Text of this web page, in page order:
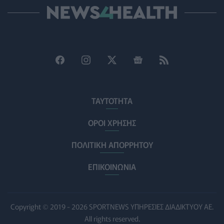
ΥΓΕΊΑ 07/08/2026 - 09:00
06/08/2026 - 22:01
επτά νέες εισαγωγές για κάθε ιό
Πανευρωπαϊκή έρευνα: Το 64% των Ελλήνων
εργαζόμενων θα άλλαζε δουλειά για χάρη του
06/08/2026 - 20:49
στο Τσαντ
ΕΠΙΚΑΙΡΌΤΗΤΑ
ΤΑΥΤΟΤΗΤΑ
ΟΡΟΙ ΧΡΗΣΗΣ
ΠΟΛΙΤΙΚΗ ΑΠΟΡΡΗΤΟΥ
ΕΠΙΚΟΙΝΩΝΙΑ
Copyright © 2019 - 2026 SPORTNEWS ΥΠΗΡΕΣΙΕΣ ΔΙΑΔΙΚΤΥΟΥ ΑΕ.
All rights reserved.